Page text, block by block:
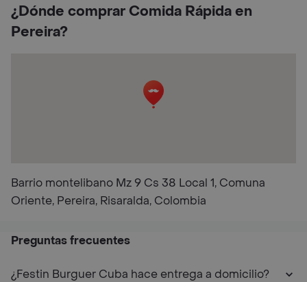
¿Dónde comprar Comida Rápida en
Pereira?
Barrio montelibano Mz 9 Cs 38 Local 1, Comuna
Oriente, Pereira, Risaralda, Colombia
Preguntas frecuentes
¿Festin Burguer Cuba hace entrega a domicilio?